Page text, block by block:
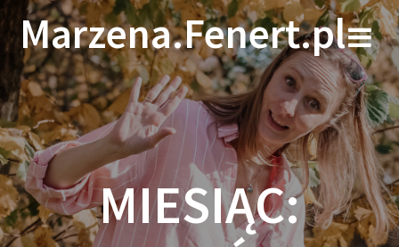
Skip
to
content
Marzena.Fenert.pl
MIESIĄC: